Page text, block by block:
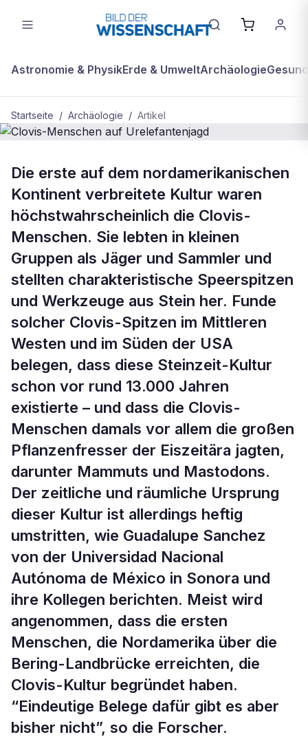
Astronomie & PhysikErde & UmweltArchäologie
Startseite / Archäologie / Artikel
Clovis-Menschen auf
Urelefantenjagd
Die erste auf dem nordamerikanischen
Kontinent verbreitete Kultur waren
höchstwahrscheinlich die Clovis-
Menschen. Sie lebten in kleinen
Gruppen als Jäger und Sammler und
stellten charakteristische Speerspitzen
und Werkzeuge aus Stein her. Funde
solcher Clovis-Spitzen im Mittleren
Westen und im Süden der USA
belegen, dass diese Steinzeit-Kultur
schon vor rund 13.000 Jahren
existierte – und dass die Clovis-
Menschen damals vor allem die großen
Pflanzenfresser der Eiszeitära jagten,
darunter Mammuts und Mastodons.
Der zeitliche und räumliche Ursprung
dieser Kultur ist allerdings heftig
umstritten, wie Guadalupe Sanchez
von der Universidad Nacional
Autónoma de México in Sonora und
ihre Kollegen berichten. Meist wird
angenommen, dass die ersten
Menschen, die Nordamerika über die
Bering-Landbrücke erreichten, die
Clovis-Kultur begründet haben.
“Eindeutige Belege dafür gibt es aber
bisher nicht”, so die Forscher.